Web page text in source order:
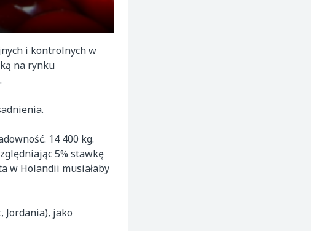
i kontrolnych w
na rynku
14 400 kg.
5% stawkę
w Holandii musiałaby
Jordania), jako